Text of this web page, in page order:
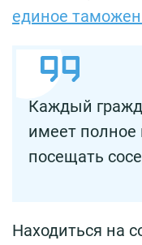
единое
Каждый
имеет полное
посещать
Находиться на